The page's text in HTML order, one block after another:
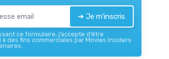
➔ Je m'inscris
ce formulaire, j’accepte d’être
des fins commerciales par Movies Insiders